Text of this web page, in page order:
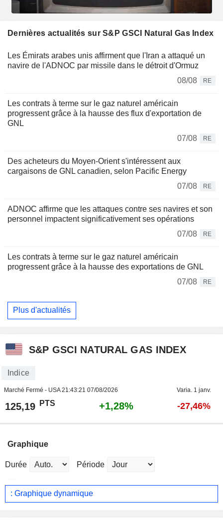
Dernières actualités sur S&P GSCI Natural Gas Index
Les Émirats arabes unis affirment que l'Iran a attaqué un
navire de l'ADNOC par missile dans le détroit d'Ormuz
08/08
RE
Les contrats à terme sur le gaz naturel américain
progressent grâce à la hausse des flux d'exportation de
GNL
07/08
RE
Des acheteurs du Moyen-Orient s'intéressent aux
cargaisons de GNL canadien, selon Pacific Energy
07/08
RE
ADNOC affirme que les attaques contre ses navires et son
personnel impactent significativement ses opérations
07/08
RE
Les contrats à terme sur le gaz naturel américain
progressent grâce à la hausse des exportations de GNL
07/08
RE
Plus d'actualités
S&P GSCI NATURAL GAS INDEX
Indice
Marché Fermé - USA21:43:21 07/08/2026 Varia. 1 janv.
125,19 PTS +1,28% -27,46%
Graphique
Durée Période
: Graphique dynamique